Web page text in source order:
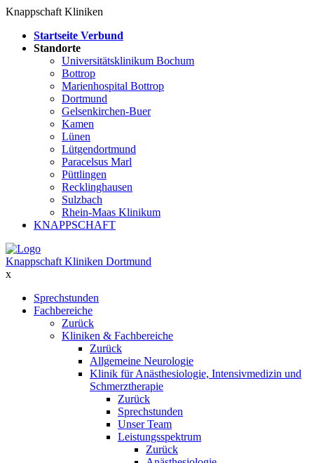
Knappschaft Kliniken
Startseite Verbund
Standorte
Universitätsklinikum Bochum
Bottrop
Marienhospital Bottrop
Dortmund
Gelsenkirchen-Buer
Kamen
Lünen
Lütgendortmund
Paracelsus Marl
Püttlingen
Recklinghausen
Sulzbach
Rhein-Maas Klinikum
KNAPPSCHAFT
Knappschaft Kliniken Dortmund
x
Sprechstunden
Fachbereiche
Zurück
Kliniken & Fachbereiche
Zurück
Allgemeine Neurologie
Klinik für Anästhesiologie, Intensivmedizin und
Schmerztherapie
Zurück
Sprechstunden
Unser Team
Leistungsspektrum
Zurück